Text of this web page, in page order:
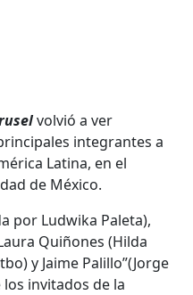
volvió a ver
integrantes a
Latina, en el
de México.
por Ludwika Paleta),
Quiñones (Hilda
y Jaime Palillo”(Jorge
invitados de la